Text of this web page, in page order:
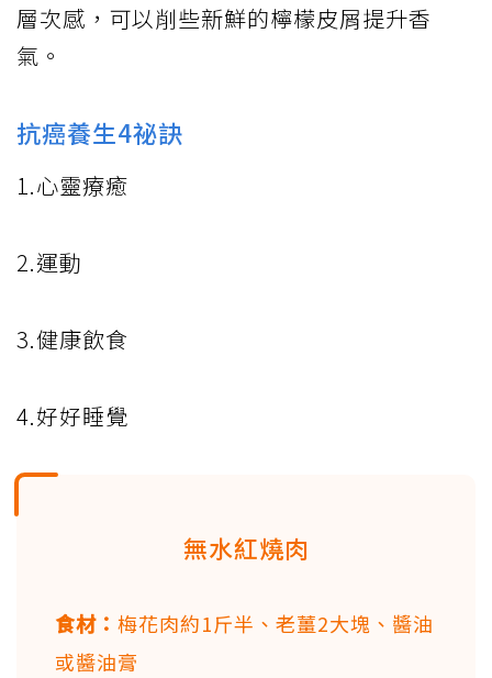
層次感，可以削些新鮮的檸檬皮屑提升香
氣。
抗癌養生4祕訣
1.心靈療癒
2.運動
3.健康飲食
4.好好睡覺
無水紅燒肉
食材： 梅花肉約1斤半、老薑2大塊、醬油
或醬油膏